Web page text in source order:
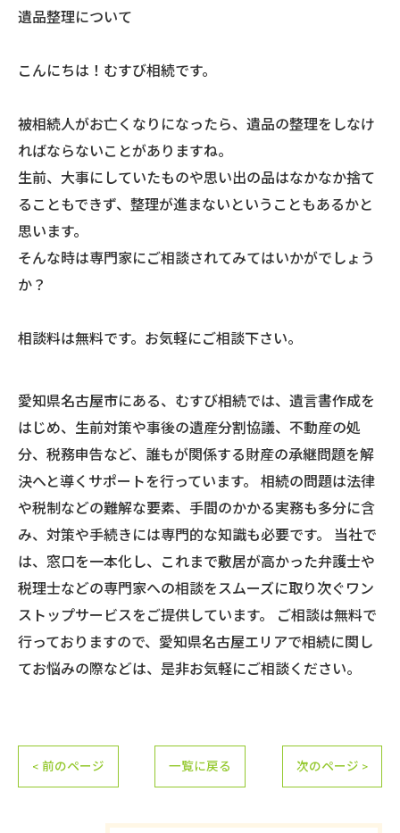
遺品整理について
こんにちは！むすび相続です。
被相続人がお亡くなりになったら、遺品の整理をしなけ
ればならないことがありますね。
生前、大事にしていたものや思い出の品はなかなか捨て
ることもできず、整理が進まないということもあるかと
思います。
そんな時は専門家にご相談されてみてはいかがでしょう
か？
相談料は無料です。お気軽にご相談下さい。
愛知県名古屋市にある、むすび相続では、遺言書作成を
はじめ、生前対策や事後の遺産分割協議、不動産の処
分、税務申告など、誰もが関係する財産の承継問題を解
決へと導くサポートを行っています。 相続の問題は法律
や税制などの難解な要素、手間のかかる実務も多分に含
み、対策や手続きには専門的な知識も必要です。 当社で
は、窓口を一本化し、これまで敷居が高かった弁護士や
税理士などの専門家への相談をスムーズに取り次ぐワン
ストップサービスをご提供しています。 ご相談は無料で
行っておりますので、愛知県名古屋エリアで相続に関し
てお悩みの際などは、是非お気軽にご相談ください。
< 前のページ 一覧に戻る 次のページ >